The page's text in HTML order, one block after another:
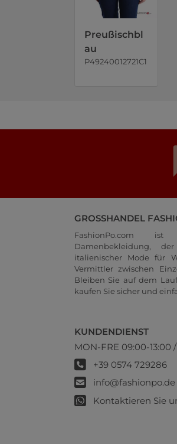
Preußischbl
au
P49240012721C1
GROSSHANDEL
FashionPo.com
Damenbekleidung,
italienischer Mode für
Vermittler zwischen
Bleiben Sie auf dem
kaufen Sie sicher und
KUNDENDIENST
MON-FRE 09:00-13:00
+39 0574 729286
info@fashionpo.de
Kontaktieren Sie